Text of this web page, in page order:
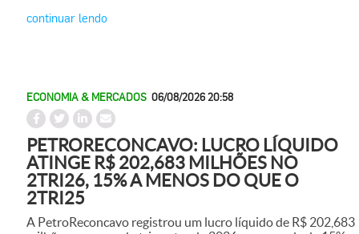
continuar lendo
ECONOMIA & MERCADOS 06/08/2026 20:58
PETRORECONCAVO: LUCRO LÍQUIDO
ATINGE R$ 202,683 MILHÕES NO
2TRI26, 15% A MENOS DO QUE O
2TRI25
A PetroReconcavo registrou um lucro líquido de R$ 202,683